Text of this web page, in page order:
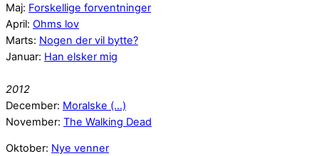
Maj: Forskellige forventninger
April: Ohms lov
Marts: Nogen der vil bytte?
Januar: Han elsker mig
2012
December: Moralske (...)
November: The Walking Dead
Oktober: Nye venner